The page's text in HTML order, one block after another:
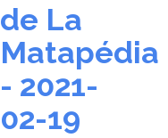
de La
Matapédia
- 2021-
02-19